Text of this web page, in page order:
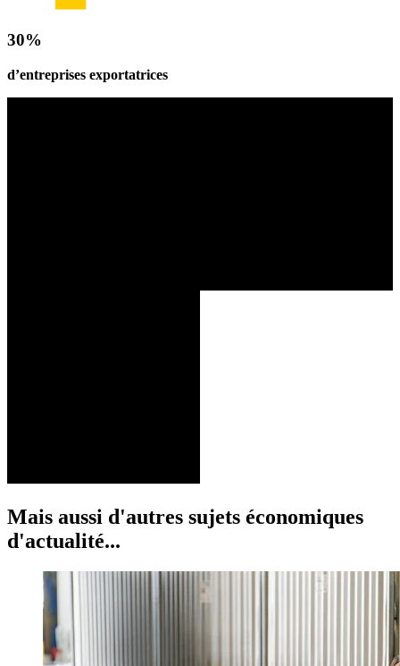
30%
d’entreprises exportatrices
Mais aussi d'autres sujets économiques
d'actualité...